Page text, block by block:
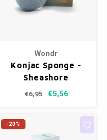
Wondr
Konjac Sponge -
Sheashore
€6,95 €5,56
-20%